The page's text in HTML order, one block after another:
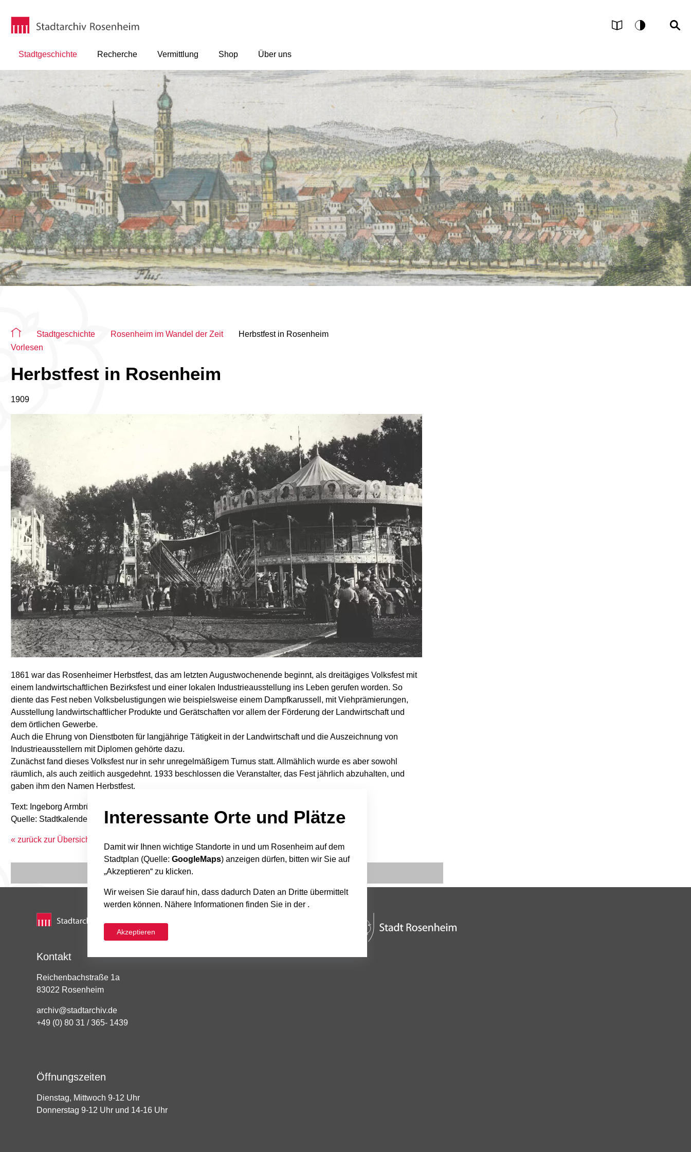
Stadtgeschichte Recherche Vermittlung Shop Über uns
Sie befinden sich auf der Seite "Detailseite"
Stadtgeschichte Rosenheim im Wandel der Zeit
Herbstfest in Rosenheim
Vorlesen
Herbstfest in Rosenheim
1909
1861 war das Rosenheimer Herbstfest, das am letzten Augustwochenende beginnt, als dreitägiges Volksfest mit
einem landwirtschaftlichen Bezirksfest und einer lokalen Industrieausstellung ins Leben gerufen worden. So
diente das Fest neben Volksbelustigungen wie beispielsweise einem Dampfkarussell, mit Viehprämierungen,
Ausstellung landwirtschaftlicher Produkte und Gerätschaften vor allem der Förderung der Landwirtschaft und
dem örtlichen Gewerbe.
Auch die Ehrung von Dienstboten für langjährige Tätigkeit in der Landwirtschaft und die Auszeichnung von
Industrieausstellern mit Diplomen gehörte dazu.
Zunächst fand dieses Volksfest nur in sehr unregelmäßigem Turnus statt. Allmählich wurde es aber sowohl
räumlich, als auch zeitlich ausgedehnt. 1933 beschlossen die Veranstalter, das Fest jährlich abzuhalten, und
gaben ihm den Namen Herbstfest.
Text: Ingeborg Armbrüster
Quelle: Stadtkalender "Bilder aus Alt-Rosenheim", 1995/8
« zurück zur Übersicht
Interessante Orte und Plätze
Damit wir Ihnen wichtige Standorte in und um Rosenheim auf dem
Stadtplan (Quelle: GoogleMaps) anzeigen dürfen, bitten wir Sie auf
„Akzeptieren“ zu klicken.
Wir weisen Sie darauf hin, dass dadurch Daten an Dritte übermittelt
werden können. Nähere Informationen finden Sie in der .
Akzeptieren
Kontakt
Reichenbachstraße 1a
83022 Rosenheim
archiv@stadtarchiv.de
+49 (0) 80 31 / 365- 1439
Öffnungszeiten
Dienstag, Mittwoch 9-12 Uhr
Donnerstag 9-12 Uhr und 14-16 Uhr